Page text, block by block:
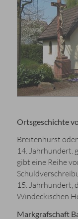
Ortsgeschichte
Breitenhurst
14. Jahrhundert.
gibt eine Reihe
15. Jahrhundert,
Windeckischen
Markgrafschaft